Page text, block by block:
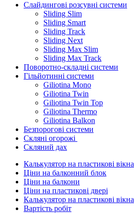
Слайдингові розсувні системи
Sliding Slim
Sliding Smart
Sliding Track
Sliding Next
Sliding Max Slim
Sliding Max Track
Поворотно-складні системи
Гільйотинні системи
Giliotina Mono
Giliotina Twin
Giliotina Twin Top
Giliotina Thermo
Giliotina Balkon
Безпорогові системи
Скляні огорожі
Скляний дах
Калькулятор на пластикові вікна
Ціни на балконний блок
Ціни на балкони
Ціни на пластикові двері
Калькулятор на пластикові вікна
Вартість робіт